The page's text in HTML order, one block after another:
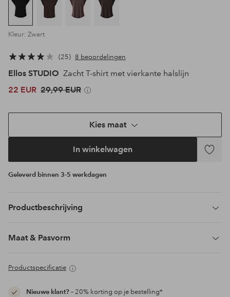
Kleur: Zwart
25 8 beoordelingen
Ellos STUDIO Zacht T-shirt met vierkante halslijn
22 EUR 29,99 EUR
Kies maat
In winkelwagen
Geleverd binnen 3-5 werkdagen
Productbeschrijving
Maat & Pasvorm
Productspecificatie
Nieuwe klant?– 20% korting op je bestelling*